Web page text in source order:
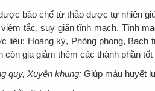
bào chế từ thảo dược tự nhiên
tắc, suy giãn tĩnh mạch. Tĩnh
liệu: Hoàng kỳ, Phòng phong,
còn gia giảm thêm các thành phần
quy, Xuyên khung:Giúp máu huyết